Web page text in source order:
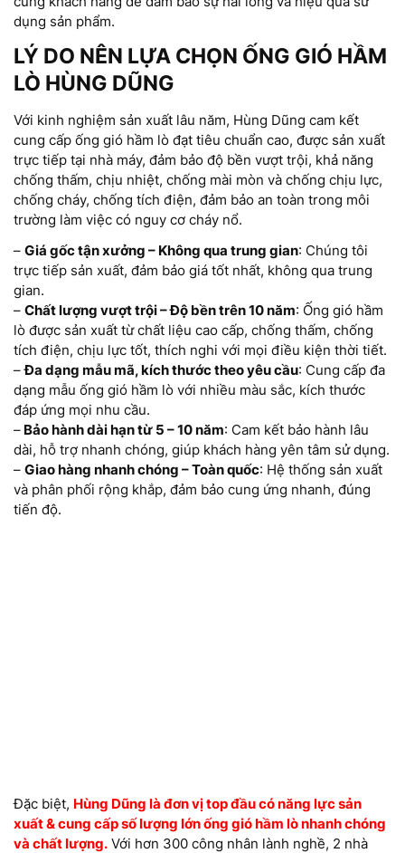
dụng sản phẩm.
LÝ DO NÊN LỰA CHỌN ỐNG GIÓ HẦM
LÒ HÙNG DŨNG
Với kinh nghiệm sản xuất lâu năm, Hùng Dũng cam kết
cung cấp ống gió hầm lò đạt tiêu chuẩn cao, được sản xuất
trực tiếp tại nhà máy, đảm bảo độ bền vượt trội, khả năng
chống thấm, chịu nhiệt, chống mài mòn và chống chịu lực,
chống cháy, chống tích điện, đảm bảo an toàn trong môi
trường làm việc có nguy cơ cháy nổ.
– Giá gốc tận xưởng – Không qua trung gian: Chúng tôi
trực tiếp sản xuất, đảm bảo giá tốt nhất, không qua trung
gian.
– Chất lượng vượt trội – Độ bền trên 10 năm: Ống gió hầm
lò được sản xuất từ chất liệu cao cấp, chống thấm, chống
tích điện, chịu lực tốt, thích nghi với mọi điều kiện thời tiết.
–Đa dạng mẫu mã, kích thước theo yêu cầu: Cung cấp đa
dạng mẫu ống gió hầm lò với nhiều màu sắc, kích thước
đáp ứng mọi nhu cầu.
– Bảo hành dài hạn từ 5 – 10 năm: Cam kết bảo hành lâu
dài, hỗ trợ nhanh chóng, giúp khách hàng yên tâm sử dụng.
– Giao hàng nhanh chóng – Toàn quốc: Hệ thống sản xuất
và phân phối rộng khắp, đảm bảo cung ứng nhanh, đúng
tiến độ.
Đặc biệt, Hùng Dũng là đơn vị top đầu có năng lực sản
xuất & cung cấp số lượng lớn ống gió hầm lò nhanh chóng
và chất lượng. Với hơn 300 công nhân lành nghề, 2 nhà